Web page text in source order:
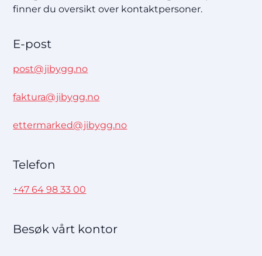
finner du oversikt over kontaktpersoner.
E-post
post@jibygg.no
faktura@jibygg.no
ettermarked@jibygg.no
Telefon
+47 64 98 33 00
Besøk vårt kontor